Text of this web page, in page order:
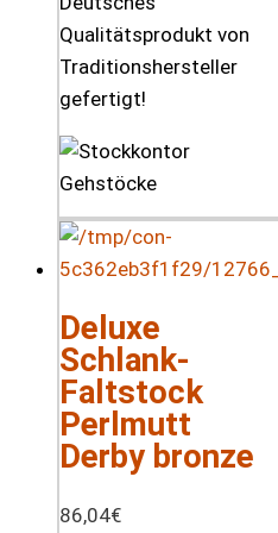
Qualitätsprodukt von
Traditionshersteller
gefertigt!
Deluxe
Schlank-
Faltstock
Perlmutt
Derby bronze
86,04€